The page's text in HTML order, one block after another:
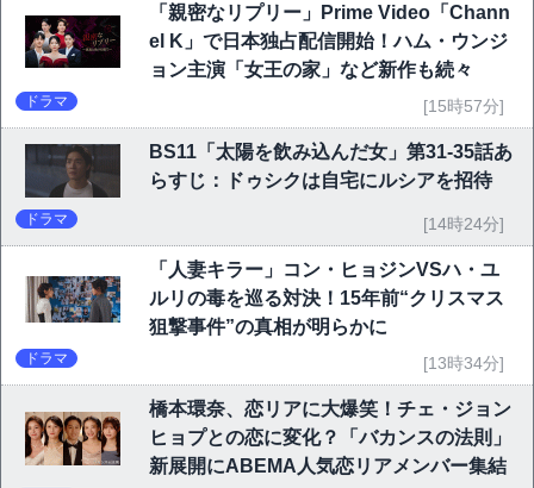
「親密なリプリー」Prime Video「Chann
el K」で日本独占配信開始！ハム・ウンジ
ョン主演「女王の家」など新作も続々
ドラマ [15時57分]
BS11「太陽を飲み込んだ女」第31-35話あ
らすじ：ドゥシクは自宅にルシアを招待
ドラマ [14時24分]
「人妻キラー」コン・ヒョジンVSハ・ユ
ルリの毒を巡る対決！15年前“クリスマス
狙撃事件”の真相が明らかに
ドラマ [13時34分]
橋本環奈、恋リアに大爆笑！チェ・ジョン
ヒョプとの恋に変化？「バカンスの法則」
新展開にABEMA人気恋リアメンバー集結